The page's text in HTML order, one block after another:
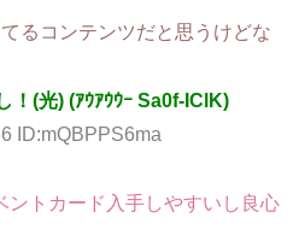
るコンテンツだと思うけどな
！(光) (ｱｳｱｳｳｰ Sa0f-IClK)
ID:mQBPPS6ma
ントカード入手しやすいし良心